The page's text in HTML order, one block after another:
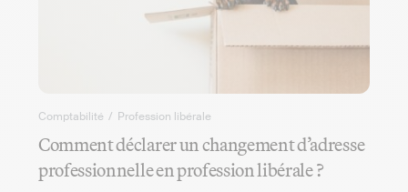
Comptabilité / Profession libérale
Comment déclarer un changement d’adresse
professionnelle en profession libérale ?